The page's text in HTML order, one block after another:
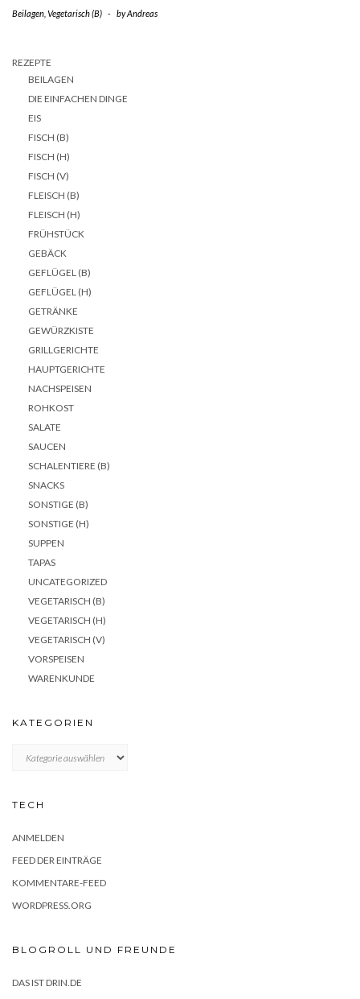
Beilagen Vegetarisch (B) - byAndreas
REZEPTE
BEILAGEN
DIE EINFACHEN DINGE
EIS
FISCH (B)
FISCH (H)
FISCH (V)
FLEISCH (B)
FLEISCH (H)
FRÜHSTÜCK
GEBÄCK
GEFLÜGEL (B)
GEFLÜGEL (H)
GETRÄNKE
GEWÜRZKISTE
GRILLGERICHTE
HAUPTGERICHTE
NACHSPEISEN
ROHKOST
SALATE
SAUCEN
SCHALENTIERE (B)
SNACKS
SONSTIGE (B)
SONSTIGE (H)
SUPPEN
TAPAS
UNCATEGORIZED
VEGETARISCH (B)
VEGETARISCH (H)
VEGETARISCH (V)
VORSPEISEN
WARENKUNDE
KATEGORIEN
TECH
ANMELDEN
FEED DER EINTRÄGE
KOMMENTARE-FEED
WORDPRESS.ORG
BLOGROLL UND FREUNDE
DAS IST DRIN.DE